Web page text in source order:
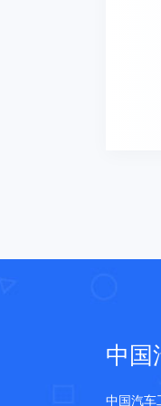
中国
中国汽车